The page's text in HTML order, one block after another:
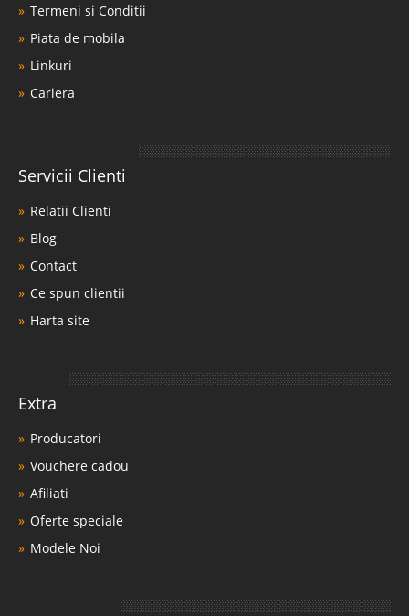
Termeni si Conditii
Piata de mobila
Linkuri
Cariera
Servicii Clienti
Relatii Clienti
Blog
Contact
Ce spun clientii
Harta site
Extra
Producatori
Vouchere cadou
Afiliati
Oferte speciale
Modele Noi